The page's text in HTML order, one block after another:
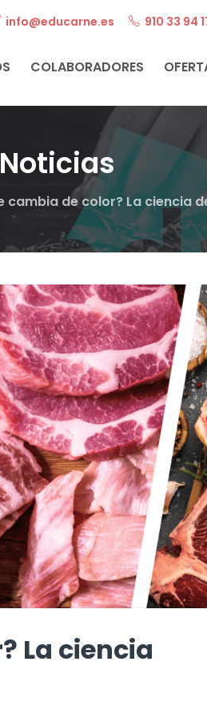
info@educarne.es 910 33 94
COLABORADORES
Noticias
cambia de color? La ciencia
La ciencia